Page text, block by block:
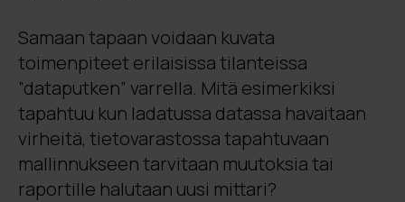
Samaan tapaan voidaan kuvata
toimenpiteet erilaisissa tilanteissa
”dataputken” varrella. Mitä esimerkiksi
tapahtuu kun ladatussa datassa havaitaan
virheitä, tietovarastossa tapahtuvaan
mallinnukseen tarvitaan muutoksia tai
raportille halutaan uusi mittari?